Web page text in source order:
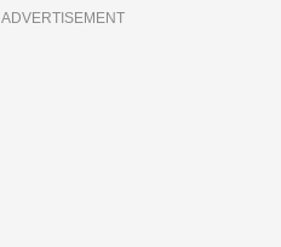
ADVERTISEMENT